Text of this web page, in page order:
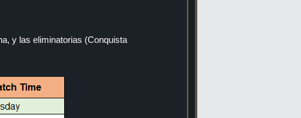
y las eliminatorias (Conquista